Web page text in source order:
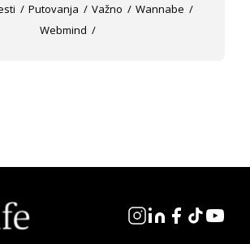
Putovanja Važno
Wannabe
Webmind